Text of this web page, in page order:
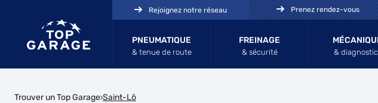
PNEUMATIQUE
& tenue de route
FREINAGE
& sécurité &
Rejoignez notre réseau Prenez rendez-vous
Trouver un Top Garage Saint-Lô